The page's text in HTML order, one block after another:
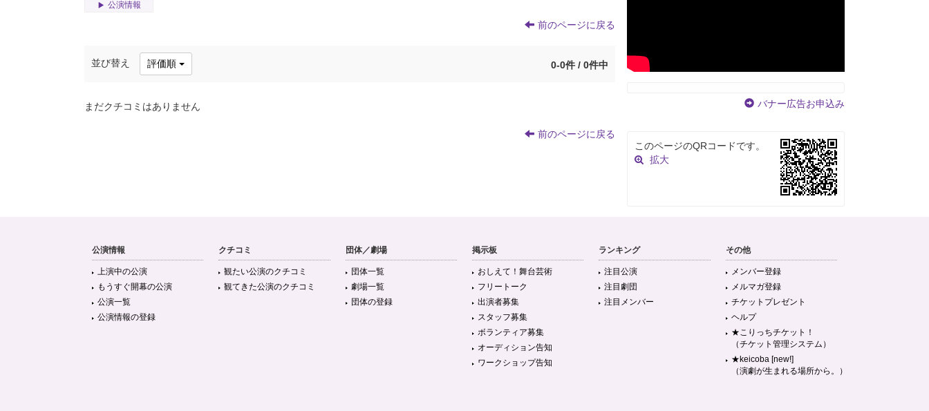
公演情報
前のページに戻る
並び替え 評価順 0-0件 / 0件中
まだクチコミはありません
前のページに戻る
バナー広告お申込み
このページのQRコードです。
拡大
公演情報
上演中の公演
もうすぐ開幕の公演
公演一覧
公演情報の登録
クチコミ
観たい公演のクチコミ
観てきた公演のクチコミ
団体／劇場
団体一覧
劇場一覧
団体の登録
掲示板
おしえて！舞台芸術
フリートーク
出演者募集
スタッフ募集
ボランティア募集
オーディション告知
ワークショップ告知
ランキング
注目公演
注目劇団
注目メンバー
その他
メンバー登録
メルマガ登録
チケットプレゼント
ヘルプ
★こりっちチケット！
（チケット管理システム）
★keicoba [new!]
（演劇が生まれる場所から。）